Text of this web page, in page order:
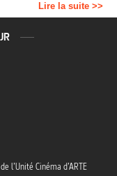
Lire la suite >>
l’Unité Cinéma d’ARTE